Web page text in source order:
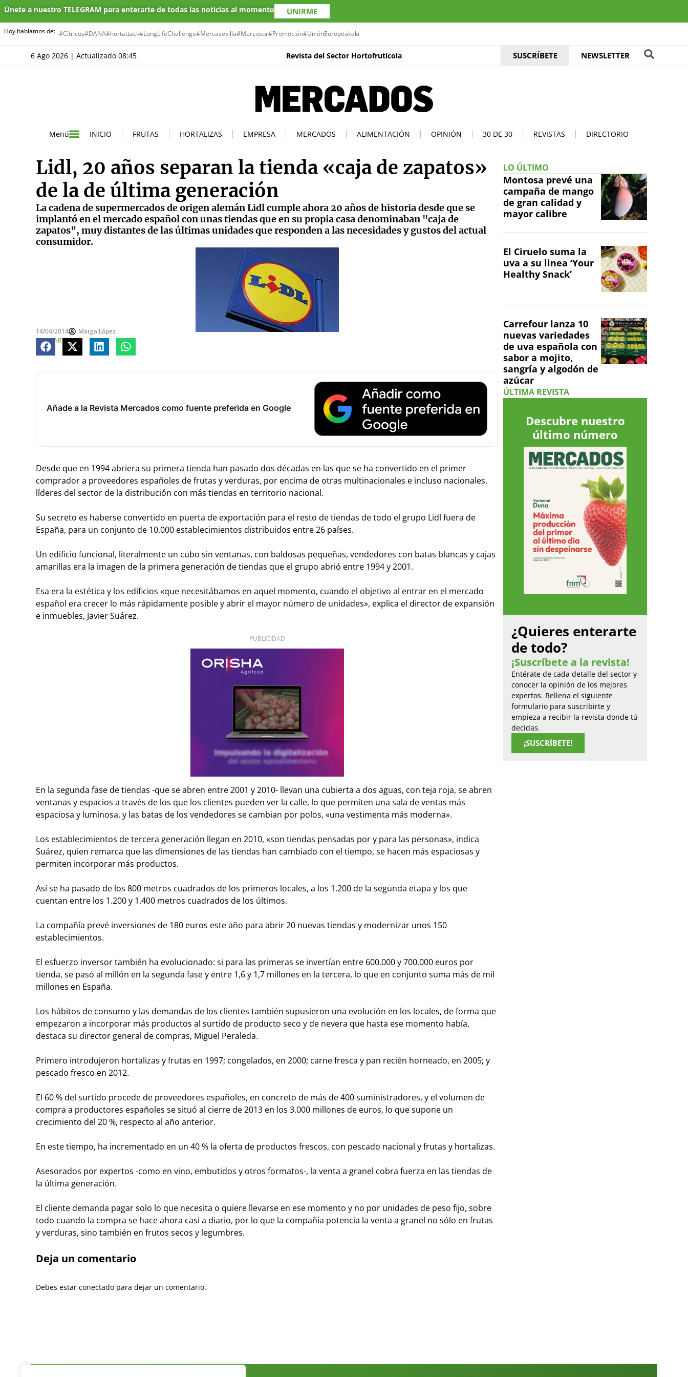
Únete a nuestro TELEGRAM para enterarte de todas las noticias al momento UNIRME
Hoy hablamos de: #Cítricos#DANA#hortattack#LongLifeChallenge#Mercasevilla#Mercosur#Promoción#UniónEuropeakaki
6 Ago 2026 | Actualizado 08:45 Revista del Sector Hortofrutícola SUSCRÍBETE NEWSLETTER
Menú INICIO FRUTAS HORTALIZAS EMPRESA MERCADOS ALIMENTACIÓN OPINIÓN 30 DE 30 REVISTAS DIRECTORIO
Lidl, 20 años separan la tienda «caja de zapatos»
de la de última generación
La cadena de supermercados de origen alemán Lidl cumple ahora 20 años de historia desde que se
implantó en el mercado español con unas tiendas que en su propia casa denominaban "caja de
zapatos", muy distantes de las últimas unidades que responden a las necesidades y gustos del actual
consumidor.
14/04/2014
Marga López
COMPARTE
Añade a la Revista Mercados como fuente preferida en Google
Desde que en 1994 abriera su primera tienda han pasado dos décadas en las que se ha convertido en el primer
comprador a proveedores españoles de frutas y verduras, por encima de otras multinacionales e incluso nacionales,
líderes del sector de la distribución con más tiendas en territorio nacional.
Su secreto es haberse convertido en puerta de exportación para el resto de tiendas de todo el grupo Lidl fuera de
España, para un conjunto de 10.000 establecimientos distribuidos entre 26 países.
Un edificio funcional, literalmente un cubo sin ventanas, con baldosas pequeñas, vendedores con batas blancas y cajas
amarillas era la imagen de la primera generación de tiendas que el grupo abrió entre 1994 y 2001.
Esa era la estética y los edificios «que necesitábamos en aquel momento, cuando el objetivo al entrar en el mercado
español era crecer lo más rápidamente posible y abrir el mayor número de unidades», explica el director de expansión
e inmuebles, Javier Suárez.
PUBLICIDAD
En la segunda fase de tiendas -que se abren entre 2001 y 2010- llevan una cubierta a dos aguas, con teja roja, se abren
ventanas y espacios a través de los que los clientes pueden ver la calle, lo que permiten una sala de ventas más
espaciosa y luminosa, y las batas de los vendedores se cambian por polos, «una vestimenta más moderna».
Los establecimientos de tercera generación llegan en 2010, «son tiendas pensadas por y para las personas», indica
Suárez, quien remarca que las dimensiones de las tiendas han cambiado con el tiempo, se hacen más espaciosas y
permiten incorporar más productos.
Así se ha pasado de los 800 metros cuadrados de los primeros locales, a los 1.200 de la segunda etapa y los que
cuentan entre los 1.200 y 1.400 metros cuadrados de los últimos.
La compañía prevé inversiones de 180 euros este año para abrir 20 nuevas tiendas y modernizar unos 150
establecimientos.
El esfuerzo inversor también ha evolucionado: si para las primeras se invertían entre 600.000 y 700.000 euros por
tienda, se pasó al millón en la segunda fase y entre 1,6 y 1,7 millones en la tercera, lo que en conjunto suma más de mil
millones en España.
Los hábitos de consumo y las demandas de los clientes también supusieron una evolución en los locales, de forma que
empezaron a incorporar más productos al surtido de producto seco y de nevera que hasta ese momento había,
destaca su director general de compras, Miguel Peraleda.
Primero introdujeron hortalizas y frutas en 1997; congelados, en 2000; carne fresca y pan recién horneado, en 2005; y
pescado fresco en 2012.
El 60 % del surtido procede de proveedores españoles, en concreto de más de 400 suministradores, y el volumen de
compra a productores españoles se situó al cierre de 2013 en los 3.000 millones de euros, lo que supone un
crecimiento del 20 %, respecto al año anterior.
En este tiempo, ha incrementado en un 40 % la oferta de productos frescos, con pescado nacional y frutas y hortalizas.
Asesorados por expertos -como en vino, embutidos y otros formatos-, la venta a granel cobra fuerza en las tiendas de
la última generación.
El cliente demanda pagar solo lo que necesita o quiere llevarse en ese momento y no por unidades de peso fijo, sobre
todo cuando la compra se hace ahora casi a diario, por lo que la compañía potencia la venta a granel no sólo en frutas
y verduras, sino también en frutos secos y legumbres.
Deja un comentario
Debes estar conectado para dejar un comentario.
LO ÚLTIMO
Montosa prevé una
campaña de mango
de gran calidad y
mayor calibre
El Ciruelo suma la
uva a su linea ‘Your
Healthy Snack’
Carrefour lanza 10
nuevas variedades
de uva española con
sabor a mojito,
sangría y algodón de
azúcar
ÚLTIMA REVISTA
Descubre nuestro
último número
¿Quieres enterarte
de todo?
¡Suscríbete a la revista!
Entérate de cada detalle del sector y
conocer la opinión de los mejores
expertos. Rellena el siguiente
formulario para suscribirte y
empieza a recibir la revista donde tú
decidas.
¡SUSCRÍBETE!